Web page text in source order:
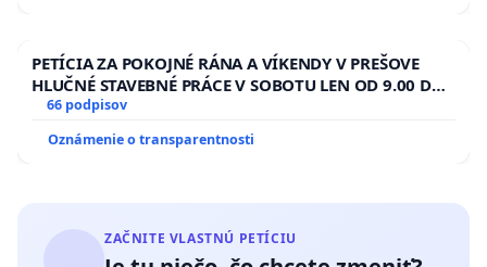
PETÍCIA ZA POKOJNÉ RÁNA A VÍKENDY V PREŠOVE
HLUČNÉ STAVEBNÉ PRÁCE V SOBOTU LEN OD 9.00 DO
13.00 HOD., CEZ PRACOVNÝ TÝŽDEŇ CIEĽ 8.00 – 18.00
ĎUMBIERSKEJ/MAGU
66 podpisov
Oznámenie o transparentnosti
ZAČNITE VLASTNÚ PETÍCIU